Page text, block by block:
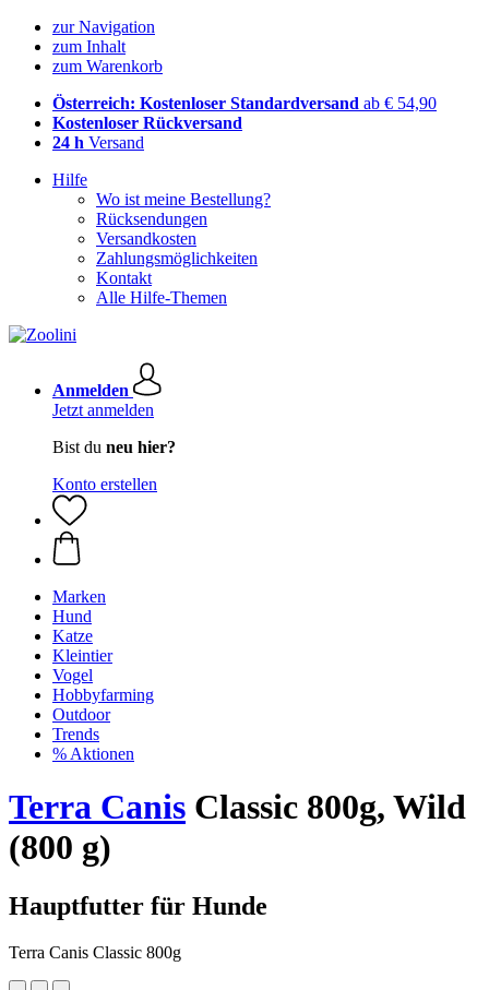
zur Navigation
zum Inhalt
zum Warenkorb
Österreich: Kostenloser Standardversand ab € 54,90
Kostenloser Rückversand
24 h Versand
Hilfe
Wo ist meine Bestellung?
Rücksendungen
Versandkosten
Zahlungsmöglichkeiten
Kontakt
Alle Hilfe-Themen
Anmelden
Jetzt anmelden
Bist du neu hier?
Konto erstellen
Marken
Hund
Katze
Kleintier
Vogel
Hobbyfarming
Outdoor
Trends
% Aktionen
Terra Canis Classic 800g, Wild
(800 g)
Hauptfutter für Hunde
Terra Canis Classic 800g